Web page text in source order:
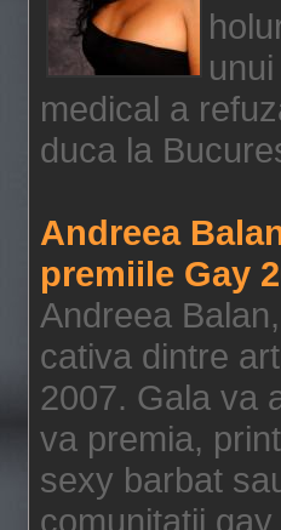
medical a
duca la
Andreea
premiile Gay
Andreea
cativa dintre
2007. Gala va
va premia,
sexy barbat
comunitatii